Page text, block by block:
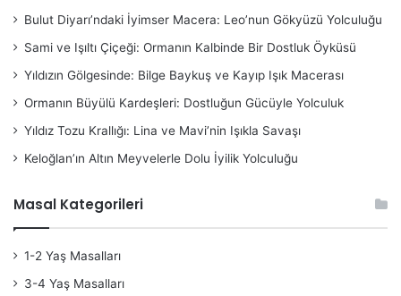
Bulut Diyarı’ndaki İyimser Macera: Leo’nun Gökyüzü Yolculuğu
Sami ve Işıltı Çiçeği: Ormanın Kalbinde Bir Dostluk Öyküsü
Yıldızın Gölgesinde: Bilge Baykuş ve Kayıp Işık Macerası
Ormanın Büyülü Kardeşleri: Dostluğun Gücüyle Yolculuk
Yıldız Tozu Krallığı: Lina ve Mavi’nin Işıkla Savaşı
Keloğlan’ın Altın Meyvelerle Dolu İyilik Yolculuğu
Masal Kategorileri
1-2 Yaş Masalları
3-4 Yaş Masalları